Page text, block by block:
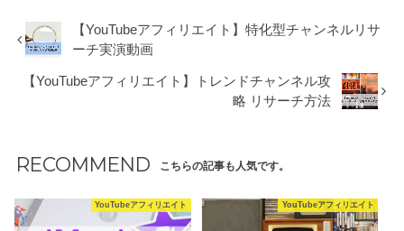
【YouTubeアフィリエイト】特化型チャンネルリサ
ーチ実演動画
【YouTubeアフィリエイト】トレンドチャンネル攻
略 リサーチ方法
RECOMMEND こちらの記事も人気です。
YouTubeアフィリエイト YouTubeアフィリエイト